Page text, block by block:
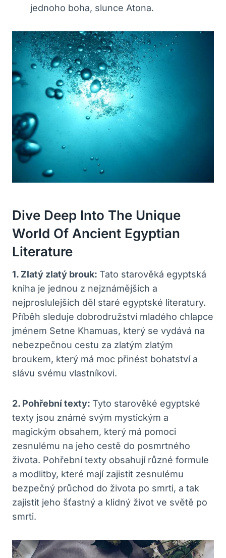
jednoho boha, slunce Atona.
Dive Deep Into The Unique
World Of Ancient Egyptian
Literature
1. Zlatý zlatý brouk: Tato starověká egyptská
kniha je jednou z nejznámějších a
nejproslulejších děl staré egyptské literatury.
Příběh sleduje dobrodružství mladého chlapce
jménem Setne Khamuas, který se vydává na
nebezpečnou cestu za zlatým zlatým
broukem, který má moc přinést bohatství a
slávu svému vlastníkovi.
2. Pohřební texty: Tyto starověké egyptské
texty jsou známé svým mystickým a
magickým obsahem, který má pomoci
zesnulému na jeho cestě do posmrtného
života. Pohřební texty obsahují různé formule
a modlitby, které mají zajistit zesnulému
bezpečný průchod do života po smrti, a tak
zajistit jeho šťastný a klidný život ve světě po
smrti.